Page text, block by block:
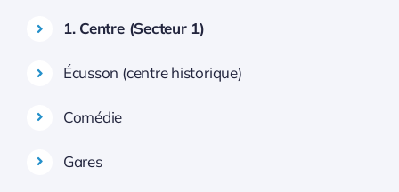
1. Centre (Secteur 1)
Écusson (centre historique)
Comédie
Gares